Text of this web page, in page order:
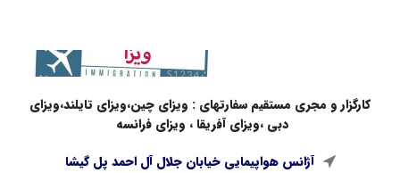
کارگزار و مجری مستقیم سفارتهای : ویزای چین،ویزای تایلند،ویزای
دبی ،ویزای آفریقا ، ویزای فرانسه
آژانس هواپیمایی خیابان جلال آل احمد پل گیشا